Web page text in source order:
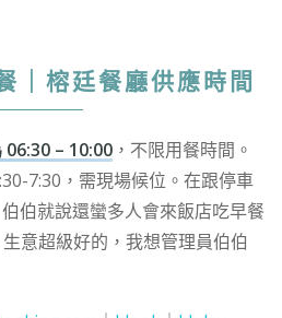
｜榕廷餐廳供應時間
– 10:00，不限用餐時間。
7:30，需現場候位。在跟停車
伯就說還蠻多人會來飯店吃早餐
意超級好的，我想管理員伯伯